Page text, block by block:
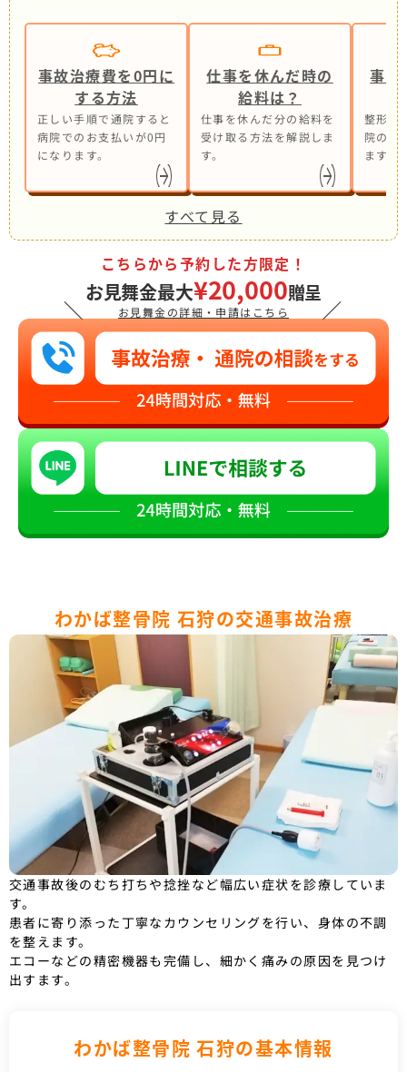
事故治療費を0円に
する方法
正しい手順で通院すると
病院でのお支払いが0円
になります。
仕事を休んだ時の
給料は？
仕事を休んだ分の給料を
受け取る方法を解説しま
す。
事故
整形外
院の併
ます。
すべて見る
＼
こちらから予約した方限定！
お見舞金最大¥20,000贈呈
お見舞金の詳細・申請はこちら ／
わかば整骨院 石狩の交通事故治療
交通事故後のむち打ちや捻挫など幅広い症状を診療していま
す。
患者に寄り添った丁寧なカウンセリングを行い、身体の不調
を整えます。
エコーなどの精密機器も完備し、細かく痛みの原因を見つけ
出すます。
わかば整骨院 石狩の基本情報